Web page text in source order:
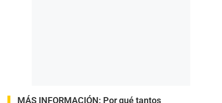
MÁS INFORMACIÓN: Por qué tantos